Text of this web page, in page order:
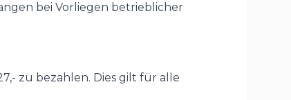
bei Vorliegen betrieblicher
zu bezahlen. Dies gilt für alle